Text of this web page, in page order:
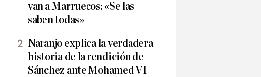
van a Marruecos: «Se las
saben todas»
Naranjo explica la verdadera
historia de la rendición de
Sánchez ante Mohamed VI